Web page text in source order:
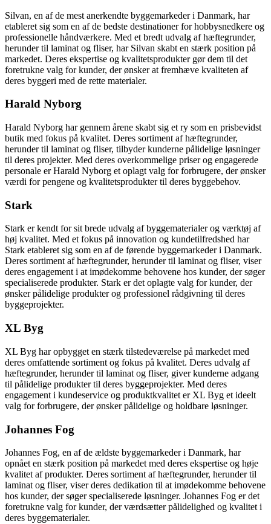
Silvan, en af de mest anerkendte byggemarkeder i Danmark, har
etableret sig som en af de bedste destinationer for hobbysnedkere og
professionelle håndværkere. Med et bredt udvalg af hæftegrunder,
herunder til laminat og fliser, har Silvan skabt en stærk position på
markedet. Deres ekspertise og kvalitetsprodukter gør dem til det
foretrukne valg for kunder, der ønsker at fremhæve kvaliteten af
deres byggeri med de rette materialer.
Harald Nyborg
Harald Nyborg har gennem årene skabt sig et ry som en prisbevidst
butik med fokus på kvalitet. Deres sortiment af hæftegrunder,
herunder til laminat og fliser, tilbyder kunderne pålidelige løsninger
til deres projekter. Med deres overkommelige priser og engagerede
personale er Harald Nyborg et oplagt valg for forbrugere, der ønsker
værdi for pengene og kvalitetsprodukter til deres byggebehov.
Stark
Stark er kendt for sit brede udvalg af byggematerialer og værktøj af
høj kvalitet. Med et fokus på innovation og kundetilfredshed har
Stark etableret sig som en af de førende byggemarkeder i Danmark.
Deres sortiment af hæftegrunder, herunder til laminat og fliser, viser
deres engagement i at imødekomme behovene hos kunder, der søger
specialiserede produkter. Stark er det oplagte valg for kunder, der
ønsker pålidelige produkter og professionel rådgivning til deres
byggeprojekter.
XL Byg
XL Byg har opbygget en stærk tilstedeværelse på markedet med
deres omfattende sortiment og fokus på kvalitet. Deres udvalg af
hæftegrunder, herunder til laminat og fliser, giver kunderne adgang
til pålidelige produkter til deres byggeprojekter. Med deres
engagement i kundeservice og produktkvalitet er XL Byg et ideelt
valg for forbrugere, der ønsker pålidelige og holdbare løsninger.
Johannes Fog
Johannes Fog, en af de ældste byggemarkeder i Danmark, har
opnået en stærk position på markedet med deres ekspertise og høje
kvalitet af produkter. Deres sortiment af hæftegrunder, herunder til
laminat og fliser, viser deres dedikation til at imødekomme behovene
hos kunder, der søger specialiserede løsninger. Johannes Fog er det
foretrukne valg for kunder, der værdsætter pålidelighed og kvalitet i
deres byggematerialer.